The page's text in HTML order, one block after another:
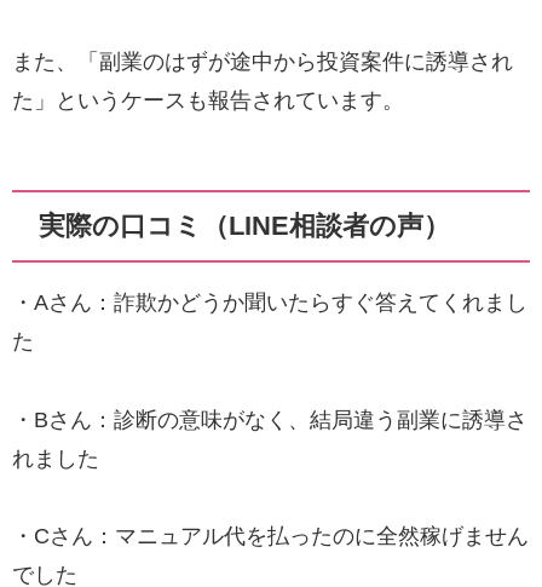
また、「副業のはずが途中から投資案件に誘導され
た」というケースも報告されています。
実際の口コミ（LINE相談者の声）
・Aさん：詐欺かどうか聞いたらすぐ答えてくれまし
た
・Bさん：診断の意味がなく、結局違う副業に誘導さ
れました
・Cさん：マニュアル代を払ったのに全然稼げません
でした